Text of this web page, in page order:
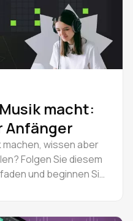
macht:
Anfänger
wissen aber
Folgen Sie diesem
und beginnen Sie